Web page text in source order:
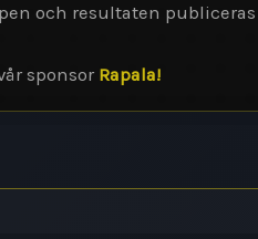
och resultaten publiceras
sponsor Rapala!